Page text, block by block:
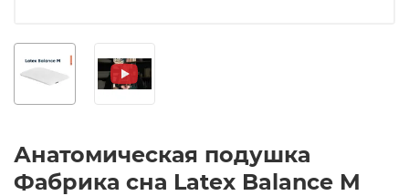
Анатомическая подушка
Фабрика сна Latex Balance M